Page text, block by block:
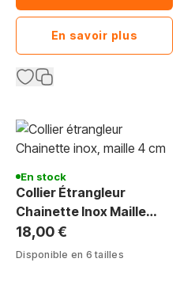
En savoir plus
En stock
Collier Étrangleur
Chainette Inox Maille
4cm: Expo & Éducation
Chien
18,00 €
Disponible en 6 tailles